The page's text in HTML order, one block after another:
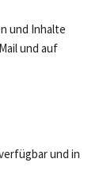
und Inhalte
und auf
und in